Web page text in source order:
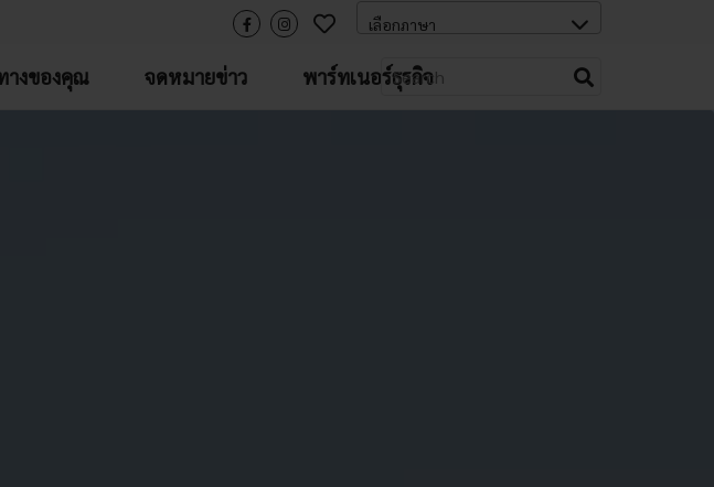
างของคุณ จดหมายข่าว พาร์ทเนอร์ธุรกิจ